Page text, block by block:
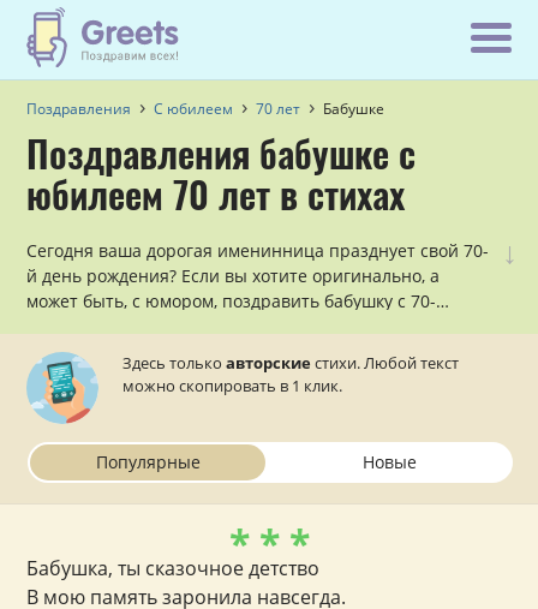
Поздравления С юбилеем 70 лет Бабушке
Поздравления бабушке с
юбилеем 70 лет в стихах
↓
Сегодня ваша дорогая именинница празднует свой 70-
й день рождения? Если вы хотите оригинально, а
может быть, с юмором, поздравить бабушку с 70-
данный раздел — для вас!
Здесь толькоавторские стихи. Любой текст
можно скопировать в 1 клик.
Популярные Новые
* * *
Бабушка, ты сказочное детство
В мою память заронила навсегда.